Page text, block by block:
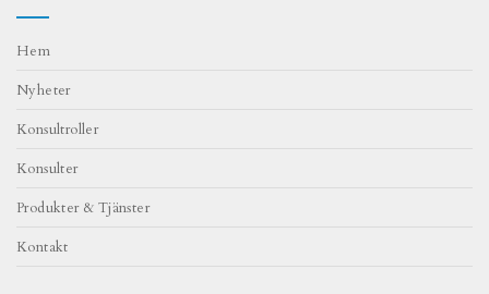
Hem
Nyheter
Konsultroller
Konsulter
Produkter & Tjänster
Kontakt